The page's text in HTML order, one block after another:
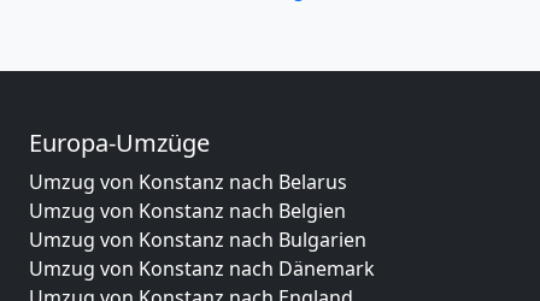
Europa-Umzüge
Umzug von Konstanz nach Belarus
Umzug von Konstanz nach Belgien
Umzug von Konstanz nach Bulgarien
Umzug von Konstanz nach Dänemark